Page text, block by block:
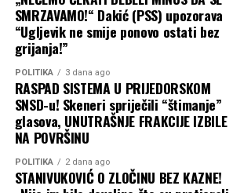
SMRZAVAMO!“ Dakić (PSS) upozorava
“Ugljevik ne smije ponovo ostati bez
grijanja!”
POLITIKA 3 dana ago
RASPAD SISTEMA U PRIJEDORSKOM
SNSD-u! Skeneri spriječili “štimanje”
glasova, UNUTRAŠNJE FRAKCIJE IZBILE
NA POVRŠINU
POLITIKA 2 dana ago
STANIVUKOVIĆ O ZLOČINU BEZ KAZNE!